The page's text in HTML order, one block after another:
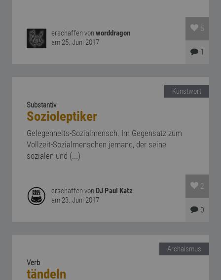
erschaffen vonworddragon
am 25. Juni 2017
5
1
Kunstwort
Substantiv
Sozioleptiker
Gelegenheits-Sozialmensch. Im Gegensatz zum
Vollzeit-Sozialmenschen jemand, der seine
sozialen und (...)
erschaffen von DJ Paul Katz
am 23. Juni 2017
2
0
Archaismus
Verb
tändeln